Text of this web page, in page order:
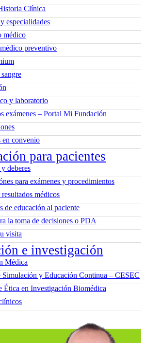
Clínica
especialidades
médico
preventivo
y laboratorio
exámenes – Portal Mi Fundación
en convenio
para pacientes
deberes
para exámenes y procedimientos
médicos
de educación al paciente
la toma de decisiones o PDA
visita
e investigación
Médica
Simulación y Educación Continua – CESEC
Ética en Investigación Biomédica